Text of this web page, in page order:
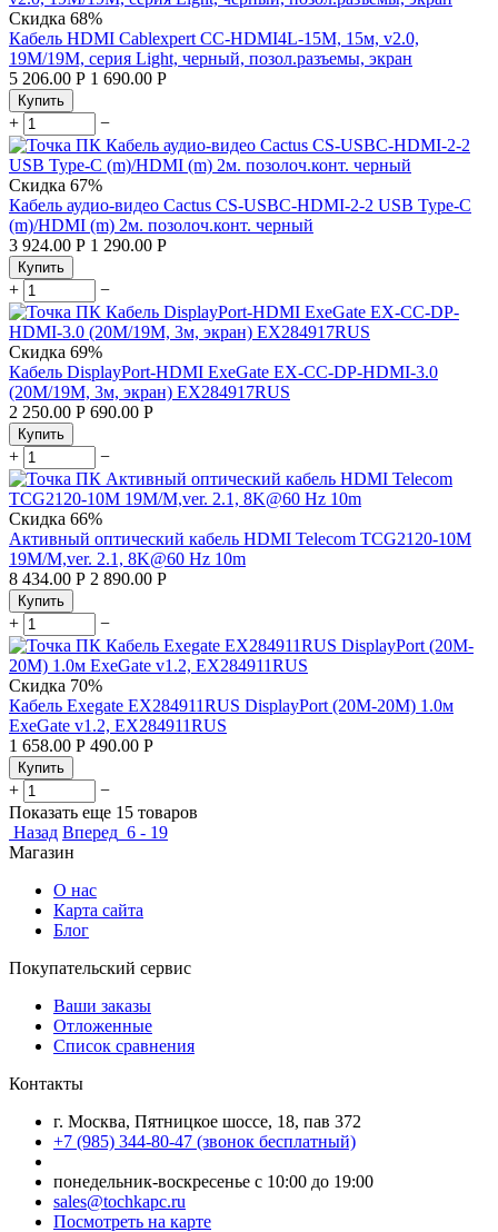
Скидка 68%
Кабель HDMI Cablexpert CC-HDMI4L-15M, 15м, v2.0,
19M/19M, серия Light, черный, позол.разъемы, экран
5 206.00 Р 1 690.00 Р
Купить
+ −
Скидка 67%
Кабель аудио-видео Cactus CS-USBC-HDMI-2-2 USB Type-C
(m)/HDMI (m) 2м. позолоч.конт. черный
3 924.00 Р 1 290.00 Р
Купить
+ −
Скидка 69%
Кабель DisplayPort-HDMI ExeGate EX-CC-DP-HDMI-3.0
(20M/19M, 3м, экран) EX284917RUS
2 250.00 Р 690.00 Р
Купить
+ −
Скидка 66%
Активный оптический кабель HDMI Telecom TCG2120-10M
19M/M,ver. 2.1, 8K@60 Hz 10m
8 434.00 Р 2 890.00 Р
Купить
+ −
Скидка 70%
Кабель Exegate EX284911RUS DisplayPort (20M-20M) 1.0м
ExeGate v1.2, EX284911RUS
1 658.00 Р 490.00 Р
Купить
+
−
Показать еще 15 товаров
Назад Вперед 6 - 19
Магазин
О нас
Карта сайта
Блог
Покупательский сервис
Ваши заказы
Отложенные
Список сравнения
Контакты
г. Москва, Пятницкое шоссе, 18, пав 372
+7 (985) 344-80-47 (звонок бесплатный)
понедельник-воскресенье с 10:00 до 19:00
sales@tochkapc.ru
Посмотреть на карте